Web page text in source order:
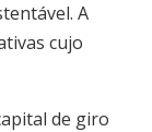
A
cujo
de giro